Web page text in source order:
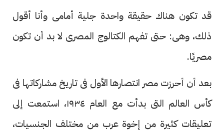
قد تكون هناك حقيقة واحدة جلية أمامى وأنا أقول
ذلك، وهى: حتى تفهم الكتالوج المصرى لا بد أن تكون
مصريًا.
بعد أن أحرزت مصر انتصارها الأول فى تاريخ مشاركاتها فى
كأس العالم التى بدأت مع العام ١٩٣٤، استمعت إلى
تعليقات كثيرة من إخوة عرب من مختلف الجنسيات،